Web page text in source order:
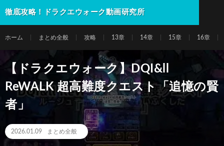
徹底攻略！ドラクエウォーク動画研究所
ホーム まとめ全般 攻略 13章 14章 15章 16章
【ドラクエウォーク】DQI&ll
ReWALK 超高難度クエスト「追憶の賢
者」
2026.01.09 まとめ全般